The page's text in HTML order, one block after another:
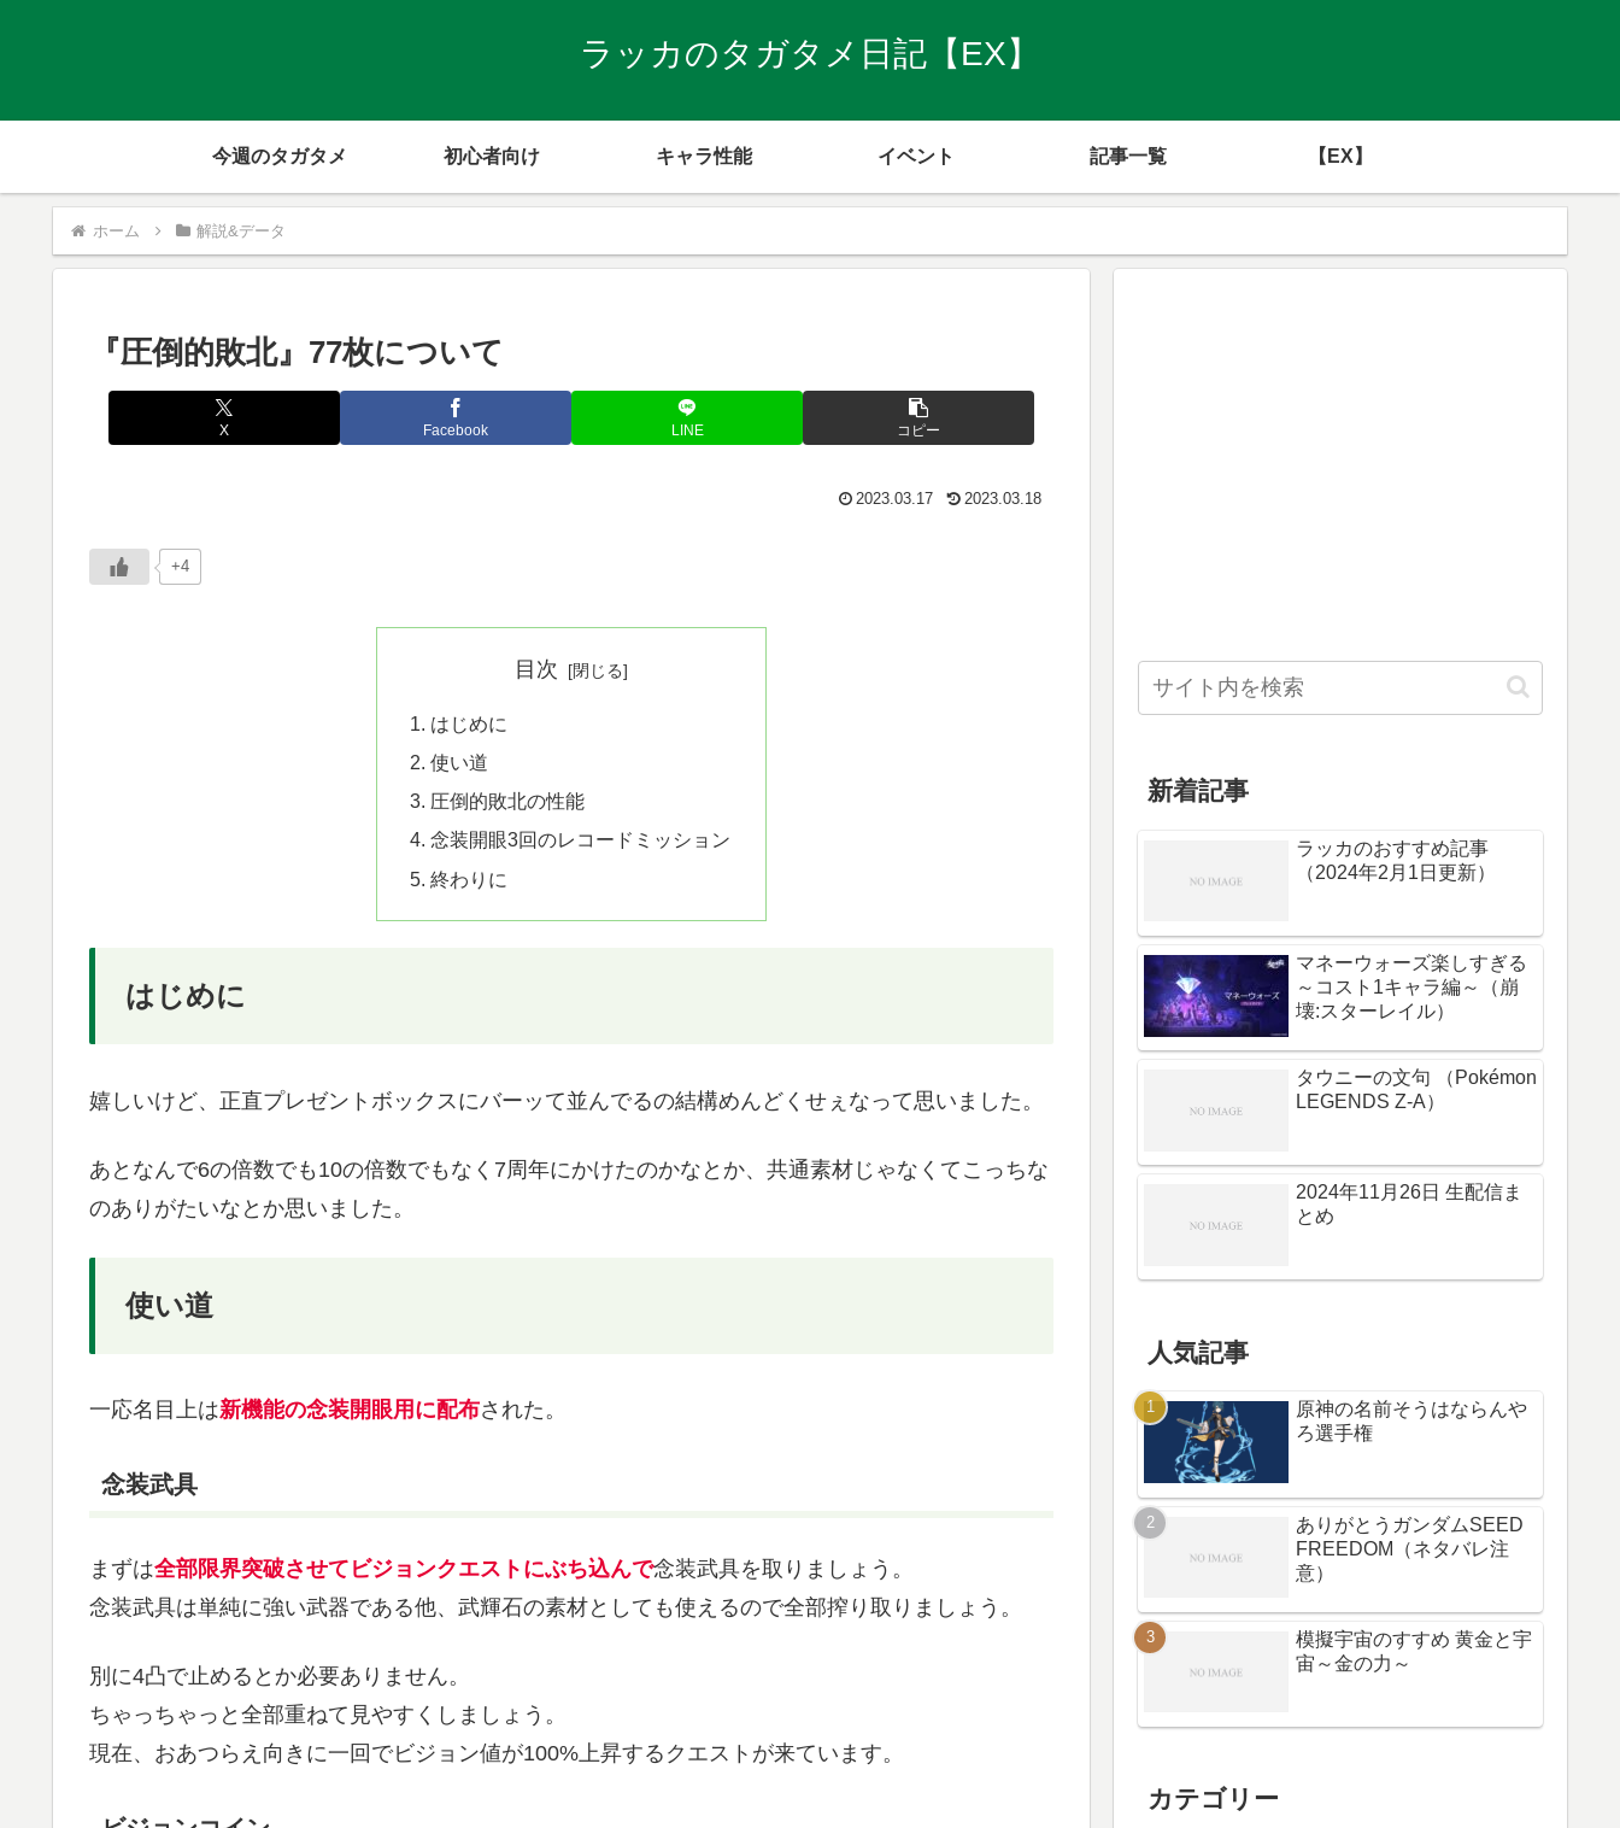
ラッカのタガタメ日記【EX】
今週のタガタメ 初心者向け キャラ性能 イベント 記事一覧 【EX】
ホーム 解説&データ
『圧倒的敗北』77枚について
X Facebook LINE コピー
2023.03.17 2023.03.18
+4
目次
はじめに
使い道
圧倒的敗北の性能
念装開眼3回のレコードミッション
終わりに
はじめに
嬉しいけど、正直プレゼントボックスにバーッて並んでるの結構めんどくせぇなって思いました。
あとなんで6の倍数でも10の倍数でもなく7周年にかけたのかなとか、共通素材じゃなくてこっちな
のありがたいなとか思いました。
使い道
一応名目上は新機能の念装開眼用に配布された。
念装武具
まずは全部限界突破させてビジョンクエストにぶち込んで念装武具を取りましょう。
念装武具は単純に強い武器である他、武輝石の素材としても使えるので全部搾り取りましょう。
別に4凸で止めるとか必要ありません。
ちゃっちゃっと全部重ねて見やすくしましょう。
現在、おあつらえ向きに一回でビジョン値が100%上昇するクエストが来ています。
新着記事
ラッカのおすすめ記事
（2024年2月1日更新）
マネーウォーズ楽しすぎる
～コスト1キャラ編～（崩
壊:スターレイル）
タウニーの文句 （Pokémon
LEGENDS Z-A）
2024年11月26日 生配信ま
とめ
人気記事
原神の名前そうはならんや
ろ選手権
ありがとうガンダムSEED
FREEDOM（ネタバレ注
意）
模擬宇宙のすすめ 黄金と宇
宙～金の力～
カテゴリー